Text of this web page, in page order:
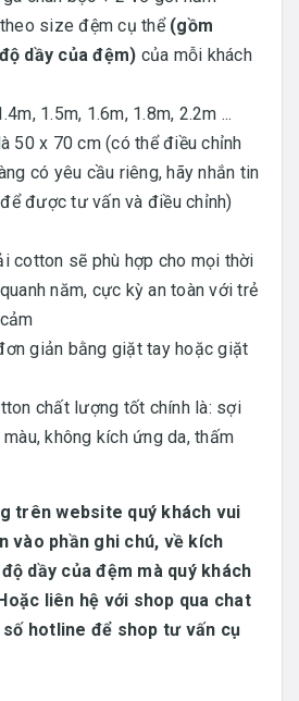
size đệm cụ thể (gồm
dầy của đệm) của mỗi khách
1.5m, 1.6m, 1.8m, 2.2m ...
50 x 70 cm (có thể điều chỉnh
có yêu cầu riêng, hãy nhắn tin
được tư vấn và điều chỉnh)
cotton sẽ phù hợp cho mọi thời
năm, cực kỳ an toàn với trẻ
giản bằng giặt tay hoặc giặt
chất lượng tốt chính là: sợi
không kích ứng da, thấm
trên website quý khách vui
vào phần ghi chú, về kích
dầy của đệm mà quý khách
liên hệ với shop qua chat
hotline để shop tư vấn cụ